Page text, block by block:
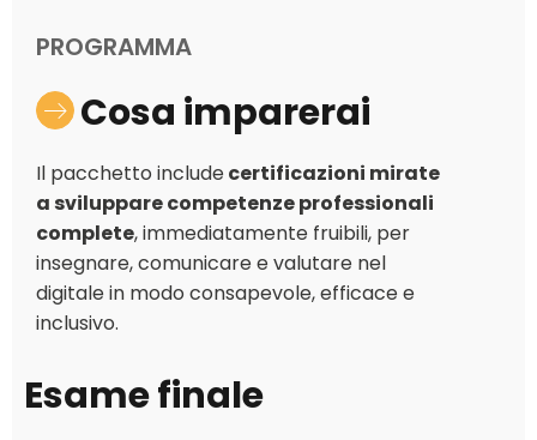
PROGRAMMA
Cosa imparerai
Il pacchetto includecertificazioni mirate
a sviluppare competenze professionali
complete, immediatamente fruibili, per
insegnare, comunicare e valutare nel
digitale in modo consapevole, efficace e
inclusivo.
Esame finale